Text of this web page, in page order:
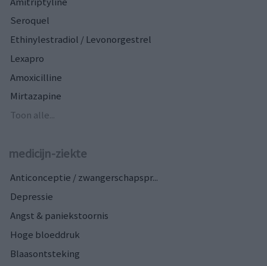
Seroquel
Ethinylestradiol / Levonorgestrel
Lexapro
Amoxicilline
Mirtazapine
Toon alle...
medicijn-ziekte
Anticonceptie / zwangerschapspr...
Depressie
Angst & paniekstoornis
Hoge bloeddruk
Blaasontsteking